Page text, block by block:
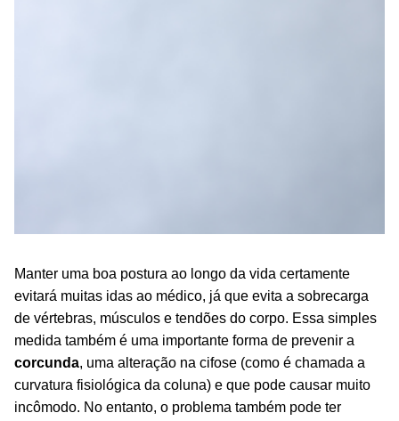
Manter uma boa postura ao longo da vida certamente
evitará muitas idas ao médico, já que evita a sobrecarga
de vértebras, músculos e tendões do corpo. Essa simples
medida também é uma importante forma de prevenir a
corcunda, uma alteração na cifose (como é chamada a
curvatura fisiológica da coluna) e que pode causar muito
incômodo. No entanto, o problema também pode ter